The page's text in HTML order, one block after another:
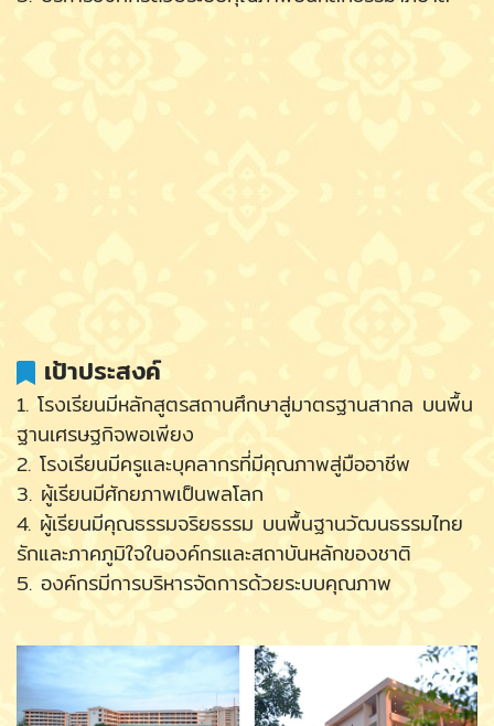
เป้าประสงค์
1. โรงเรียนมีหลักสูตรสถานศึกษาสู่มาตรฐานสากล บนพื้น
ฐานเศรษฐกิจพอเพียง
2. โรงเรียนมีครูและบุคลากรที่มีคุณภาพสู่มืออาชีพ
3. ผู้เรียนมีศักยภาพเป็นพลโลก
4. ผู้เรียนมีคุณธรรมจริยธรรม บนพื้นฐานวัฒนธรรมไทย
รักและภาคภูมิใจในองค์กรและสถาบันหลักของชาติ
5. องค์กรมีการบริหารจัดการด้วยระบบคุณภาพ